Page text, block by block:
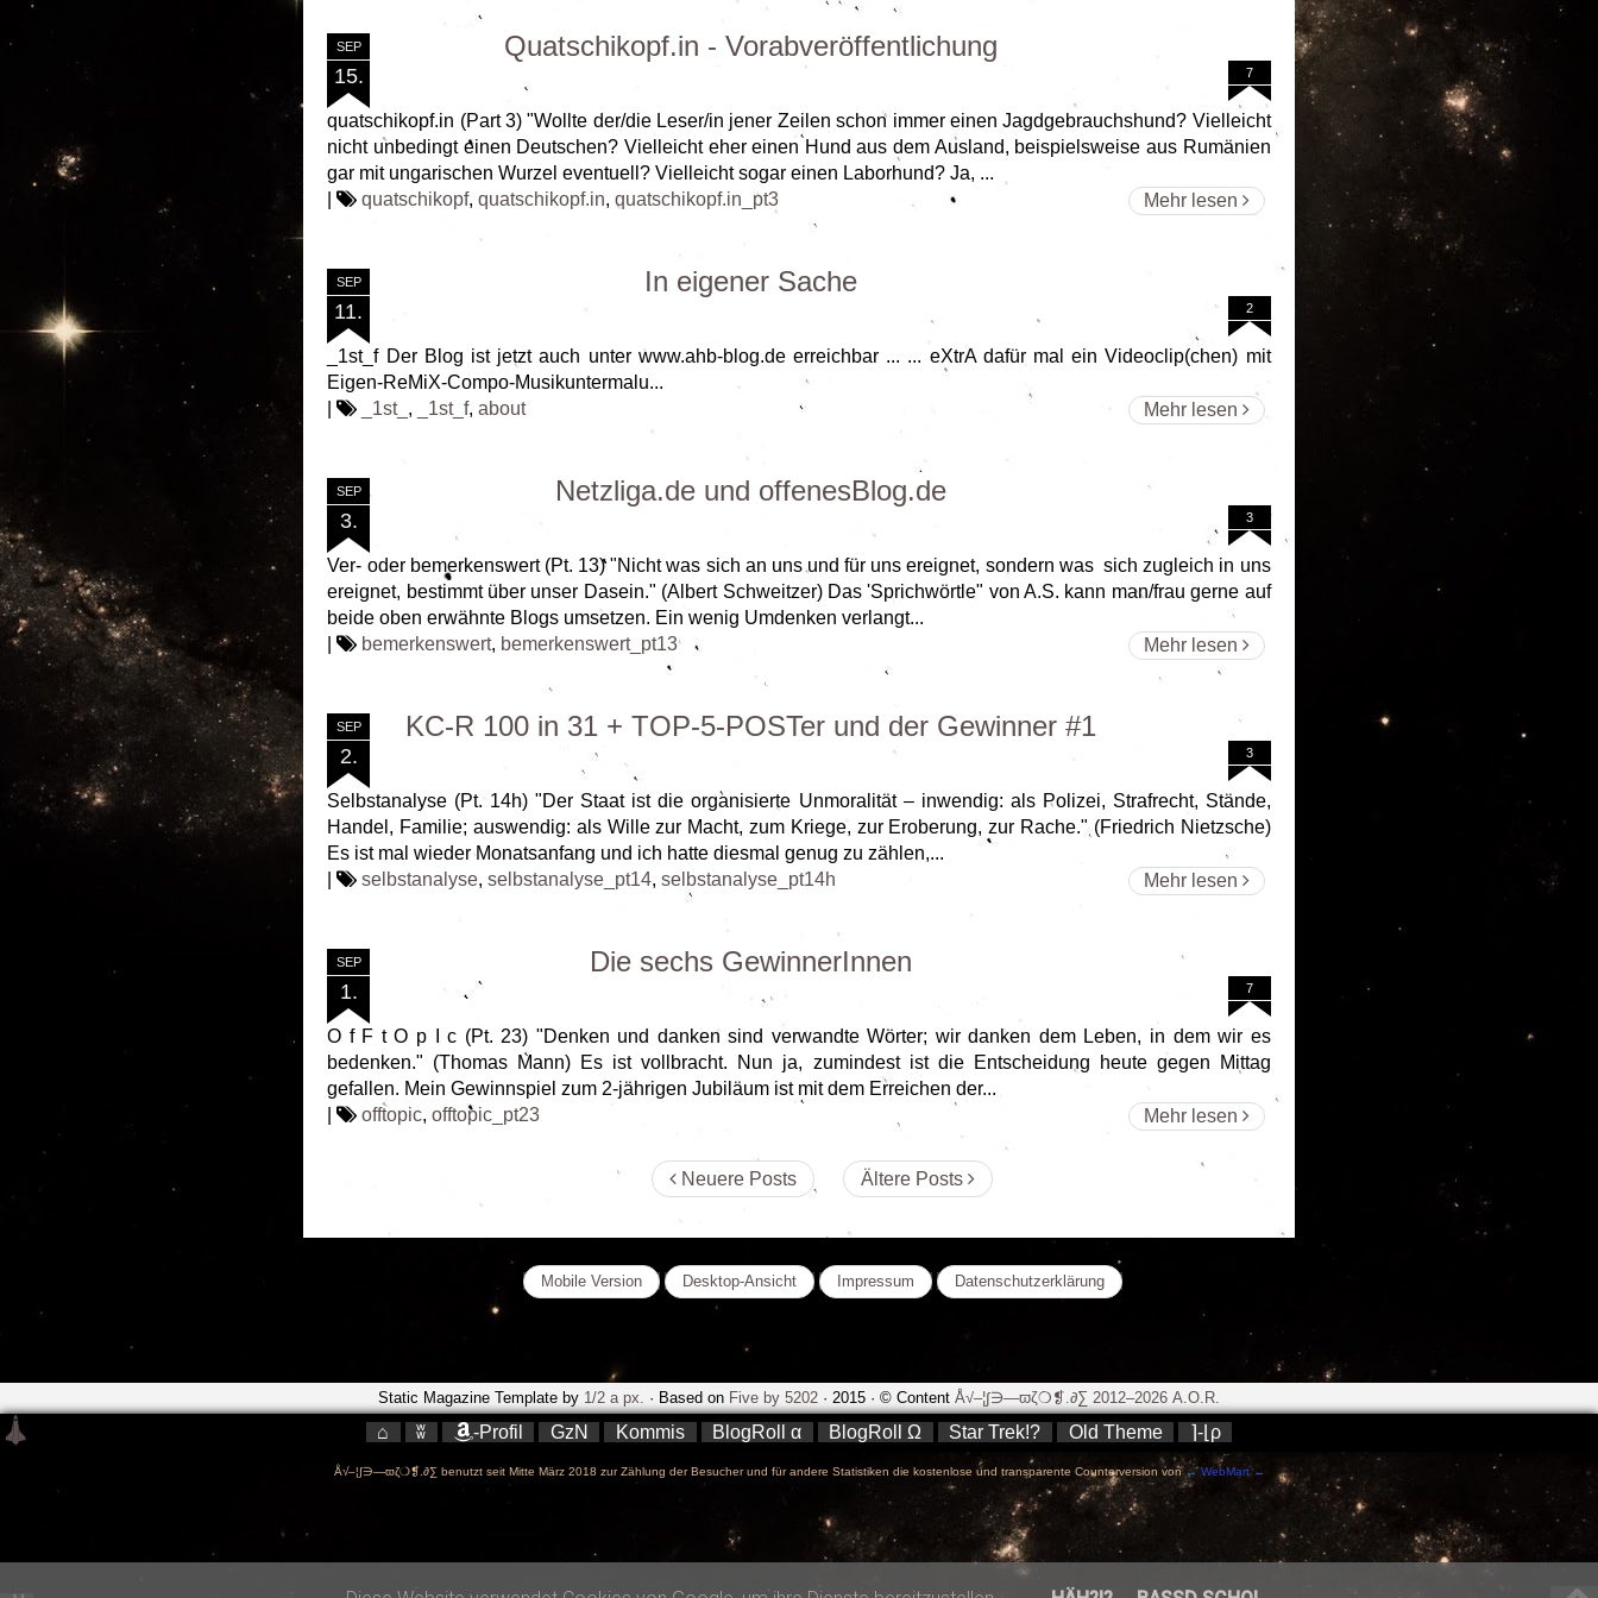
SEP
15.
Quatschikopf.in - Vorabveröffentlichung
7
quatschikopf.in (Part 3) "Wollte der/die Leser/in jener Zeilen schon immer einen Jagdgebrauchshund? Vielleicht
nicht unbedingt einen Deutschen? Vielleicht eher einen Hund aus dem Ausland, beispielsweise aus Rumänien
gar mit ungarischen Wurzel eventuell? Vielleicht sogar einen Laborhund? Ja, ...
Mehr lesen
| quatschikopf,quatschikopf.in,quatschikopf.in_pt3
SEP
11.
In eigener Sache
2
_1st_f Der Blog ist jetzt auch unter www.ahb-blog.de erreichbar ... ... eXtrA dafür mal ein Videoclip(chen) mit
Eigen-ReMiX-Compo-Musikuntermalu...
Mehr lesen
| _1st_ , _1st_f,about
SEP
3.
Netzliga.de und offenesBlog.de
3
Ver- oder bemerkenswert (Pt. 13) "Nicht was sich an uns und für uns ereignet, sondern was sich zugleich in uns
ereignet, bestimmt über unser Dasein." (Albert Schweitzer) Das 'Sprichwörtle" von A.S. kann man/frau gerne auf
beide oben erwähnte Blogs umsetzen. Ein wenig Umdenken verlangt...
Mehr lesen
| bemerkenswert, bemerkenswert_pt13
SEP
2.
KC-R 100 in 31 + TOP-5-POSTer und der Gewinner #1
3
Selbstanalyse (Pt. 14h) "Der Staat ist die organisierte Unmoralität – inwendig: als Polizei, Strafrecht, Stände,
Handel, Familie; auswendig: als Wille zur Macht, zum Kriege, zur Eroberung, zur Rache." (Friedrich Nietzsche)
Es ist mal wieder Monatsanfang und ich hatte diesmal genug zu zählen,...
Mehr lesen
| selbstanalyse,selbstanalyse_pt14,selbstanalyse_pt14h
SEP
1.
Die sechs GewinnerInnen
7
O f F t O p I c (Pt. 23) "Denken und danken sind verwandte Wörter; wir danken dem Leben, in dem wir es
bedenken." (Thomas Mann) Es ist vollbracht. Nun ja, zumindest ist die Entscheidung heute gegen Mittag
gefallen. Mein Gewinnspiel zum 2-jährigen Jubiläum ist mit dem Erreichen der...
Mehr lesen
| offtopic,offtopic_pt23
Neuere Posts Ältere Posts
↖logo
Mobile Version Desktop-Ansicht Impressum Datenschutzerklärung
Static Magazine Template by 1/2 a px. · Based on Five by 5202 · 2015 · © Content Å√–¦∫∋—ϖζ❍❡.∂∑ 2012–2026 A.O.R.
⌂ ʬ -Profil GzN Kommis BlogRoll α BlogRoll Ω Star Trek!? Old Theme ⌉-⌊ρ
Å√–¦∫∋—ϖζ❍❡.∂∑ benutzt seit Mitte März 2018 zur Zählung der Besucher und für andere Statistiken die kostenlose und transparente Counterversion von→ WebMart ←